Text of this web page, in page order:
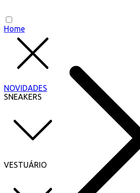
NOVIDADES
SNEAKERS
VESTUÁRIO
Home